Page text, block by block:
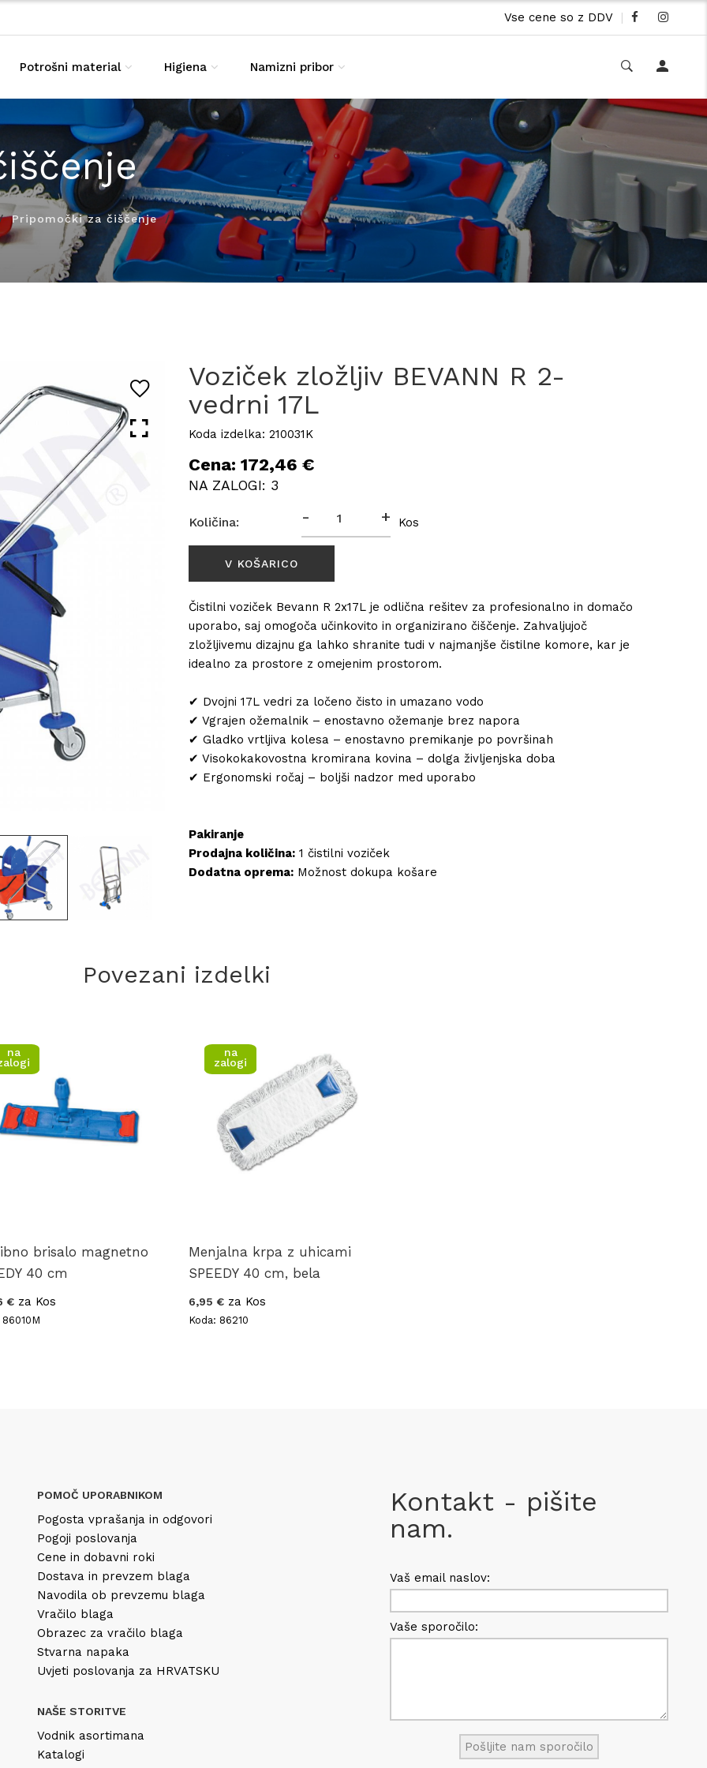
Vse cene so z DDV |
Potrošni material Higiena Namizni pribor
Pripomočki za čiščenje
Voziček zložljiv BEVANN R 2-
vedrni 17L
Koda izdelka: 210031K
Cena: 172,46 €
NA ZALOGI: 3
Količina: - + Kos
Čistilni voziček Bevann R 2x17L je odlična rešitev za profesionalno in domačo
uporabo, saj omogoča učinkovito in organizirano čiščenje. Zahvaljujoč
zložljivemu dizajnu ga lahko shranite tudi v najmanjše čistilne komore, kar je
idealno za prostore z omejenim prostorom.
✔ Dvojni 17L vedri za ločeno čisto in umazano vodo
✔ Vgrajen ožemalnik – enostavno ožemanje brez napora
✔ Gladko vrtljiva kolesa – enostavno premikanje po površinah
✔ Visokokakovostna kromirana kovina – dolga življenjska doba
✔ Ergonomski ročaj – boljši nadzor med uporabo
Pakiranje
Prodajna količina: 1 čistilni voziček
Dodatna oprema: Možnost dokupa košare
Povezani izdelki
na
brisalo magnetno
40 cm
€ za Kos
na
zalogi
Menjalna krpa z uhicami
SPEEDY 40 cm, bela
6,95 € za Kos
Koda: 86210
POMOČ UPORABNIKOM
Pogosta vprašanja in odgovori
Pogoji poslovanja
Cene in dobavni roki
Dostava in prevzem blaga
Navodila ob prevzemu blaga
Vračilo blaga
Obrazec za vračilo blaga
Stvarna napaka
Uvjeti poslovanja za HRVATSKU
NAŠE STORITVE
Vodnik asortimana
Katalogi
Kontakt - pišite
nam.
Vaš email naslov:
Vaše sporočilo: